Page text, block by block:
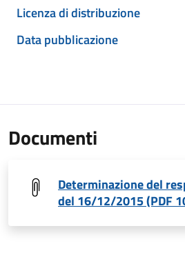
Licenza di distribuzione
Data pubblicazione
Documenti
Determinazione del
del 16/12/2015 (PDF